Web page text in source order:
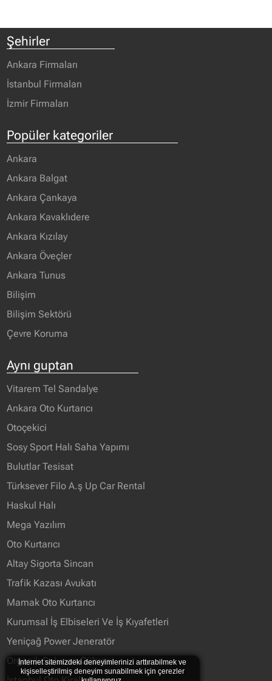
Şehirler
Ankara Firmaları
İstanbul Firmaları
İzmir Firmaları
Popüler kategoriler
Ankara
Ankara Balgat
Ankara Çankaya
Ankara Kavaklıdere
Ankara Kızılay
Ankara Öveçler
Ankara Tunus
Bilişim
Bilişim Sektörü
Çevre Koruma
Aynı guptan
Vitarem Tel Sandalye
Ankara Oto Kurtarıcı
Otoçekici
Sosy Sport Halı Saha Yapımı
Bulutlar Tesisat
Türksever Filo A.ş Up Car Rental
Haskul Halı
Mega Yazılım
Oto Kurtarıcı
Altay Sigorta Sincan
Trafik Kazası Avukatı
Mamak Oto Kurtarıcı
Kurumsal İş Elbiseleri Ve İş Kıyafetleri
Yeniçağ Power Jeneratör
Organik Solucan Gübresi
İnternet sitemizdeki deneyimlerinizi arttırabilmek ve
kişiselleştirilmiş deneyim sunabilmek için çerezler